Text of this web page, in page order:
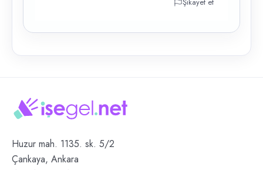
Huzur mah. 1135. sk. 5/2
Çankaya, Ankara